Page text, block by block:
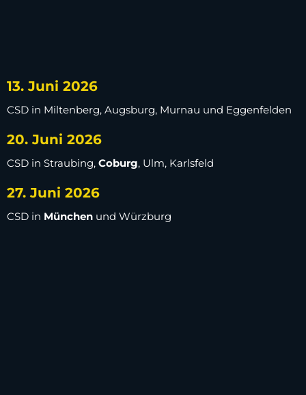
13. Juni 2026
CSD in Miltenberg, Augsburg, Murnau und Eggenfelden
20. Juni 2026
CSD in Straubing, Coburg, Ulm, Karlsfeld
27. Juni 2026
CSD in München und Würzburg